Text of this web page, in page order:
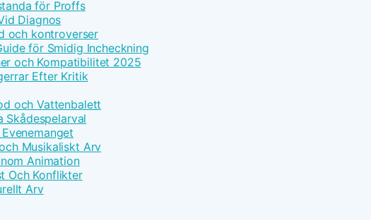
för Proffs
Diagnos
och kontroverser
för Smidig Incheckning
och Kompatibilitet 2025
Efter Kritik
och Vattenbalett
Skådespelarval
Musikaliskt Arv
Animation
Och Konflikter
Arv